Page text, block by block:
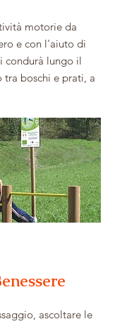
motorie da
e con l'aiuto di
condurà lungo il
boschi e prati, a
ascoltare le